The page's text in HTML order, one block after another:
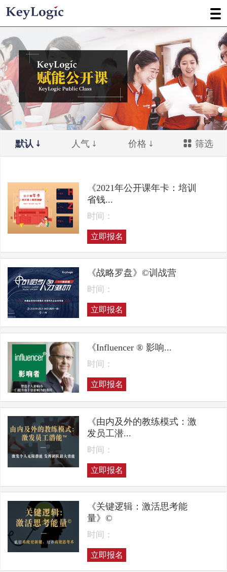
默认 人气 价格 筛选
《2021年公开课年卡：培训
省钱...
时间：
立即报名
《战略罗盘》©训战营
时间：
立即报名
《Influencer ® 影响...
时间：
立即报名
《由内及外的教练模式：激
发员工潜...
时间：
立即报名
《关键逻辑：激活思考能
量》©
时间：
立即报名